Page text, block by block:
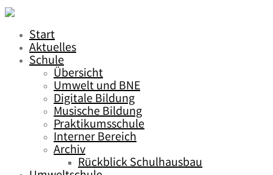
Start
Aktuelles
Schule
Übersicht
Umwelt und BNE
Digitale Bildung
Musische Bildung
Praktikumsschule
Interner Bereich
Archiv
Rückblick Schulhausbau